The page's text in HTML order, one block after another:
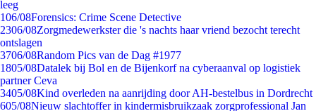
leeg
106/08Forensics: Crime Scene Detective
2306/08Zorgmedewerkster die 's nachts haar vriend bezocht terecht
ontslagen
3706/08Random Pics van de Dag #1977
1805/08Datalek bij Bol en de Bijenkorf na cyberaanval op logistiek
partner Ceva
3405/08Kind overleden na aanrijding door AH-bestelbus in Dordrecht
605/08Nieuw slachtoffer in kindermisbruikzaak zorgprofessional Jan